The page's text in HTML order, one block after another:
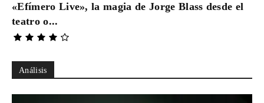
«Efímero Live», la magia de Jorge Blass desde el
teatro o...
Análisis